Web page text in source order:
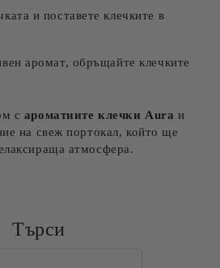
и поставете клечките в
аромат, обръщайте клечките
с ароматните клечки Aura и
на свеж портокал, който ще
атмосфера.
Търси